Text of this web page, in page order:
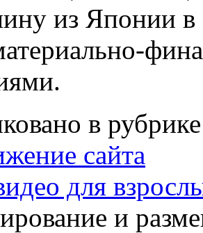
из Японии в
в
сайта
для
и